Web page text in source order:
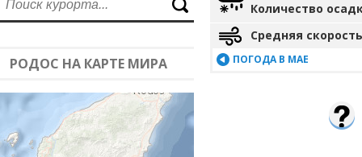
РОДОС НА КАРТЕ МИРА
Количество
Средняя
ПОГОДА В МАЕ